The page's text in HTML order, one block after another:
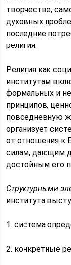
творчестве,
духовных
последние
религия.
Религия как
институтам
формальных и
принципов,
повседневную
организует
от отношения к
силам, дающим
достойным его
Структурными
института
1. система
2. конкретные